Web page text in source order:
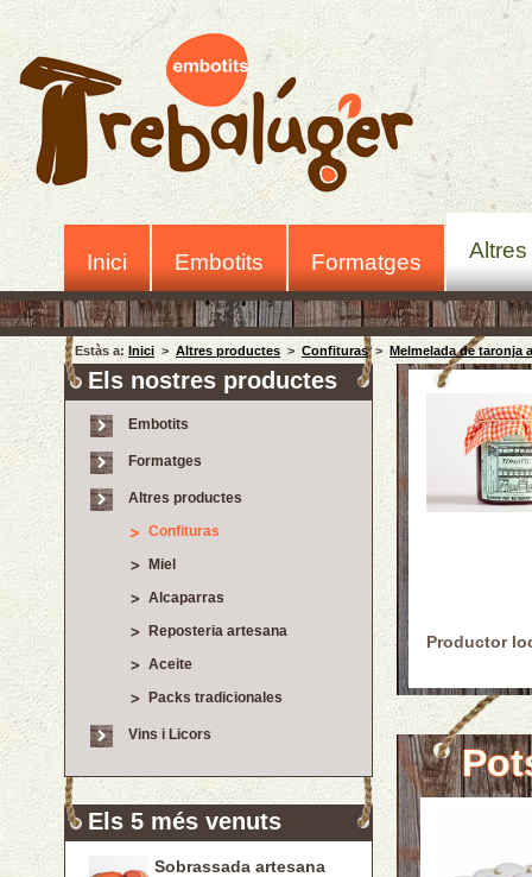
Inici Embotits Formatges
Estàs a: Inici > Altres productes > Confituras> Melmelada de taronja
Els nostres productes
Embotits
Formatges
Altres productes
Confituras
Miel
Alcaparras
Reposteria artesana
Aceite
Packs tradicionales
Vins i Licors
Els 5 més venuts
Sobrassada artesana
Productor